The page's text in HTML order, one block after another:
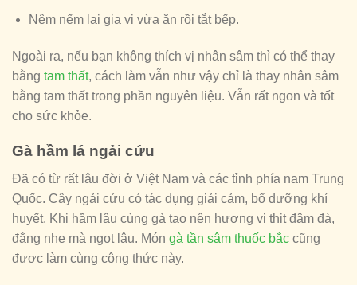
Nêm nếm lại gia vị vừa ăn rồi tắt bếp.
Ngoài ra, nếu bạn không thích vị nhân sâm thì có thể thay
bằng tam thất, cách làm vẫn như vậy chỉ là thay nhân sâm
bằng tam thất trong phần nguyên liệu. Vẫn rất ngon và tốt
cho sức khỏe.
Gà hầm lá ngải cứu
Đã có từ rất lâu đời ở Việt Nam và các tỉnh phía nam Trung
Quốc. Cây ngải cứu có tác dụng giải cảm, bổ dưỡng khí
huyết. Khi hầm lâu cùng gà tạo nên hương vị thịt đậm đà,
đắng nhẹ mà ngọt lâu. Món gà tần sâm thuốc bắc cũng
được làm cùng công thức này.